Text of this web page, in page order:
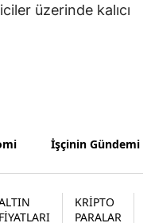
Van
üzerinde kalıcı
İşçinin Gündemi
FİYATLARI
KRİPTO
PARALAR